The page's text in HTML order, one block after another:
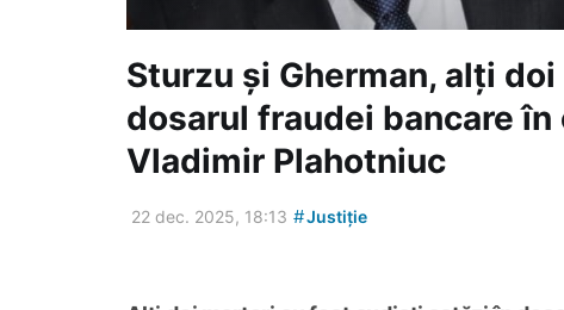
Sturzu și Gherman, alți
dosarul fraudei bancare
Vladimir Plahotniuc
22 dec. 2025, 18:13 #Justiție